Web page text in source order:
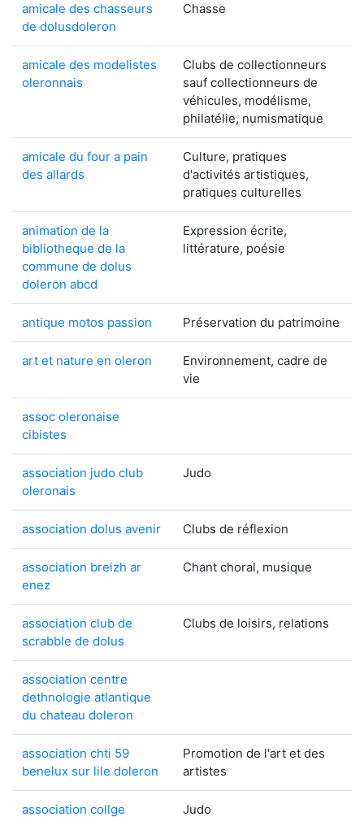
amicale des chasseurs
de dolusdoleron
Chasse
amicale des modelistes
oleronnais
Clubs de collectionneurs
sauf collectionneurs de
véhicules, modélisme,
philatélie, numismatique
amicale du four a pain
des allards
Culture, pratiques
d'activités artistiques,
pratiques culturelles
animation de la
bibliotheque de la
commune de dolus
doleron abcd
Expression écrite,
littérature, poésie
antique motos passion Préservation du patrimoine
art et nature en oleron
Environnement, cadre de
vie
assoc oleronaise
cibistes
association judo club
oleronais
Judo
association dolus avenir Clubs de réflexion
association breizh ar
enez
Chant choral, musique
association club de
scrabble de dolus
Clubs de loisirs, relations
association centre
dethnologie atlantique
du chateau doleron
association chti 59
benelux sur lile doleron
Promotion de l'art et des
artistes
association collge
Judo